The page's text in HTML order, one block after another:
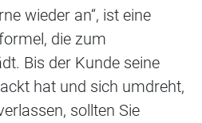
wieder an“, ist eine
die zum
Bis der Kunde seine
hat und sich umdreht,
sollten Sie